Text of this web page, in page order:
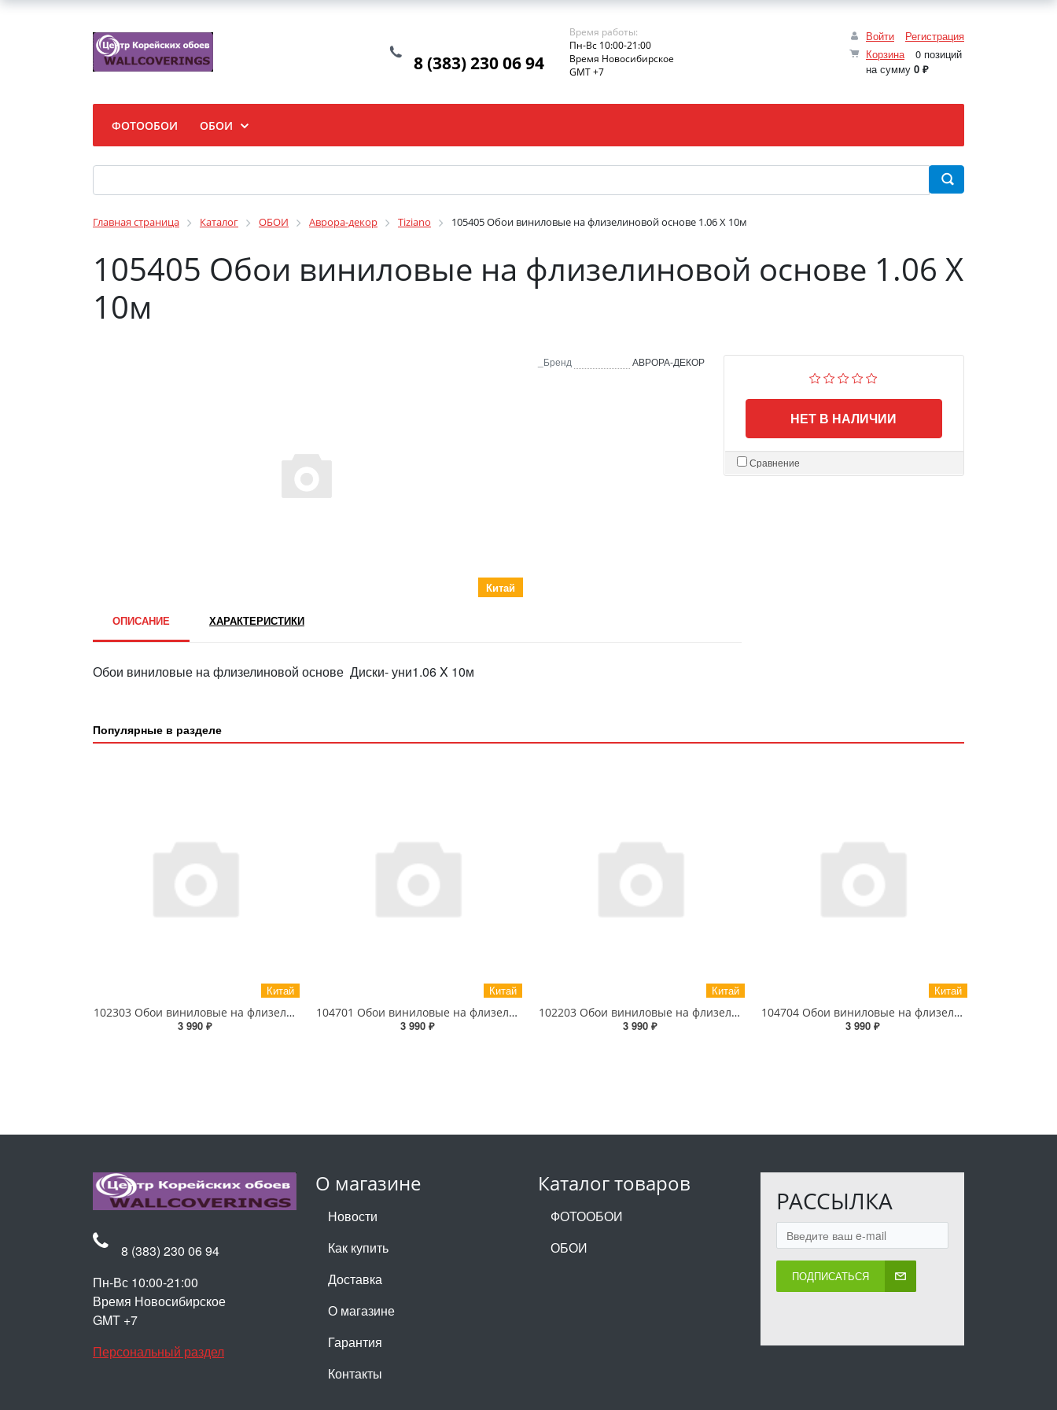
Войти
Регистрация
Корзина
0 позиций
на сумму 0 ₽
8 (383) 230 06 94
Время работы:
Пн-Вс 10:00-21:00
Время Новосибирское
GMT +7
ФОТООБОИ ОБОИ
Главная страница Каталог ОБОИ Аврора-декор Tiziano 105405 Обои виниловые на флизелиновой основе 1.06 X 10м
105405 Обои виниловые на флизелиновой основе 1.06 X
10м
Китай
_Бренд АВРОРА-ДЕКОР
НЕТ В НАЛИЧИИ
Сравнение
ОПИСАНИЕ ХАРАКТЕРИСТИКИ
Обои виниловые на флизелиновой основе Диски- уни1.06 X 10м
Популярные в разделе
Китай
102303 Обои виниловые на флизелиновой основе 1.06 X 10м
3 990 ₽
Китай
104701 Обои виниловые на флизелиновой основе 1.06 X 10м
3 990 ₽
Китай
102203 Обои виниловые на флизелиновой основе 1.06 X 10м
3 990 ₽
Китай
104704 Обои виниловые на флизелиновой основе 1.06 X 10м
3 990 ₽
О магазине
Новости
Как купить
Доставка
О магазине
Гарантия
Контакты
Каталог товаров
ФОТООБОИ
ОБОИ
РАССЫЛКА
ПОДПИСАТЬСЯ
8 (383) 230 06 94
Пн-Вс 10:00-21:00
Время Новосибирское
GMT +7
Персональный раздел